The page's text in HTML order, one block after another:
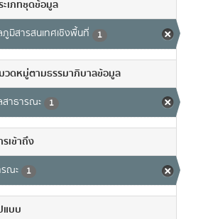
ะเภทชุดข้อมูล
มิสารสนเทศเชิงพื้นที่ 1
วดหมู่ตามธรรมาภิบาลข้อมูล
สาธารณะ 1
เข้าถึง
ณะ 1
แบบ